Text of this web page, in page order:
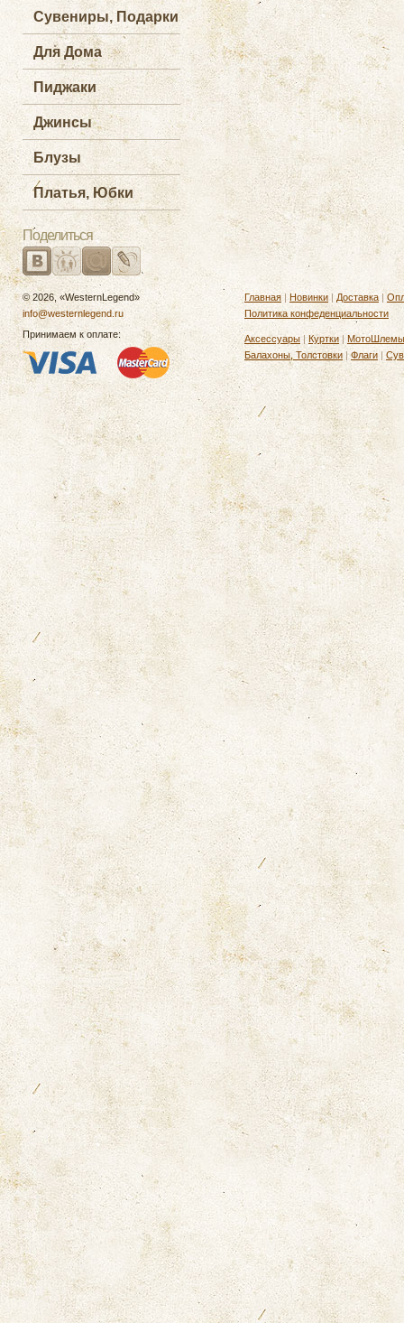
Сувениры, Подарки
Для Дома
Пиджаки
Джинсы
Блузы
Платья, Юбки
Поделиться
© 2026, «WesternLegend»
info@westernlegend.ru
Принимаем к оплате:
Главная | Новинки | Доставка |
Политика конфеденциальности
Аксессуары | Куртки | МотоШлемы
Балахоны, Толстовки |Флаги |